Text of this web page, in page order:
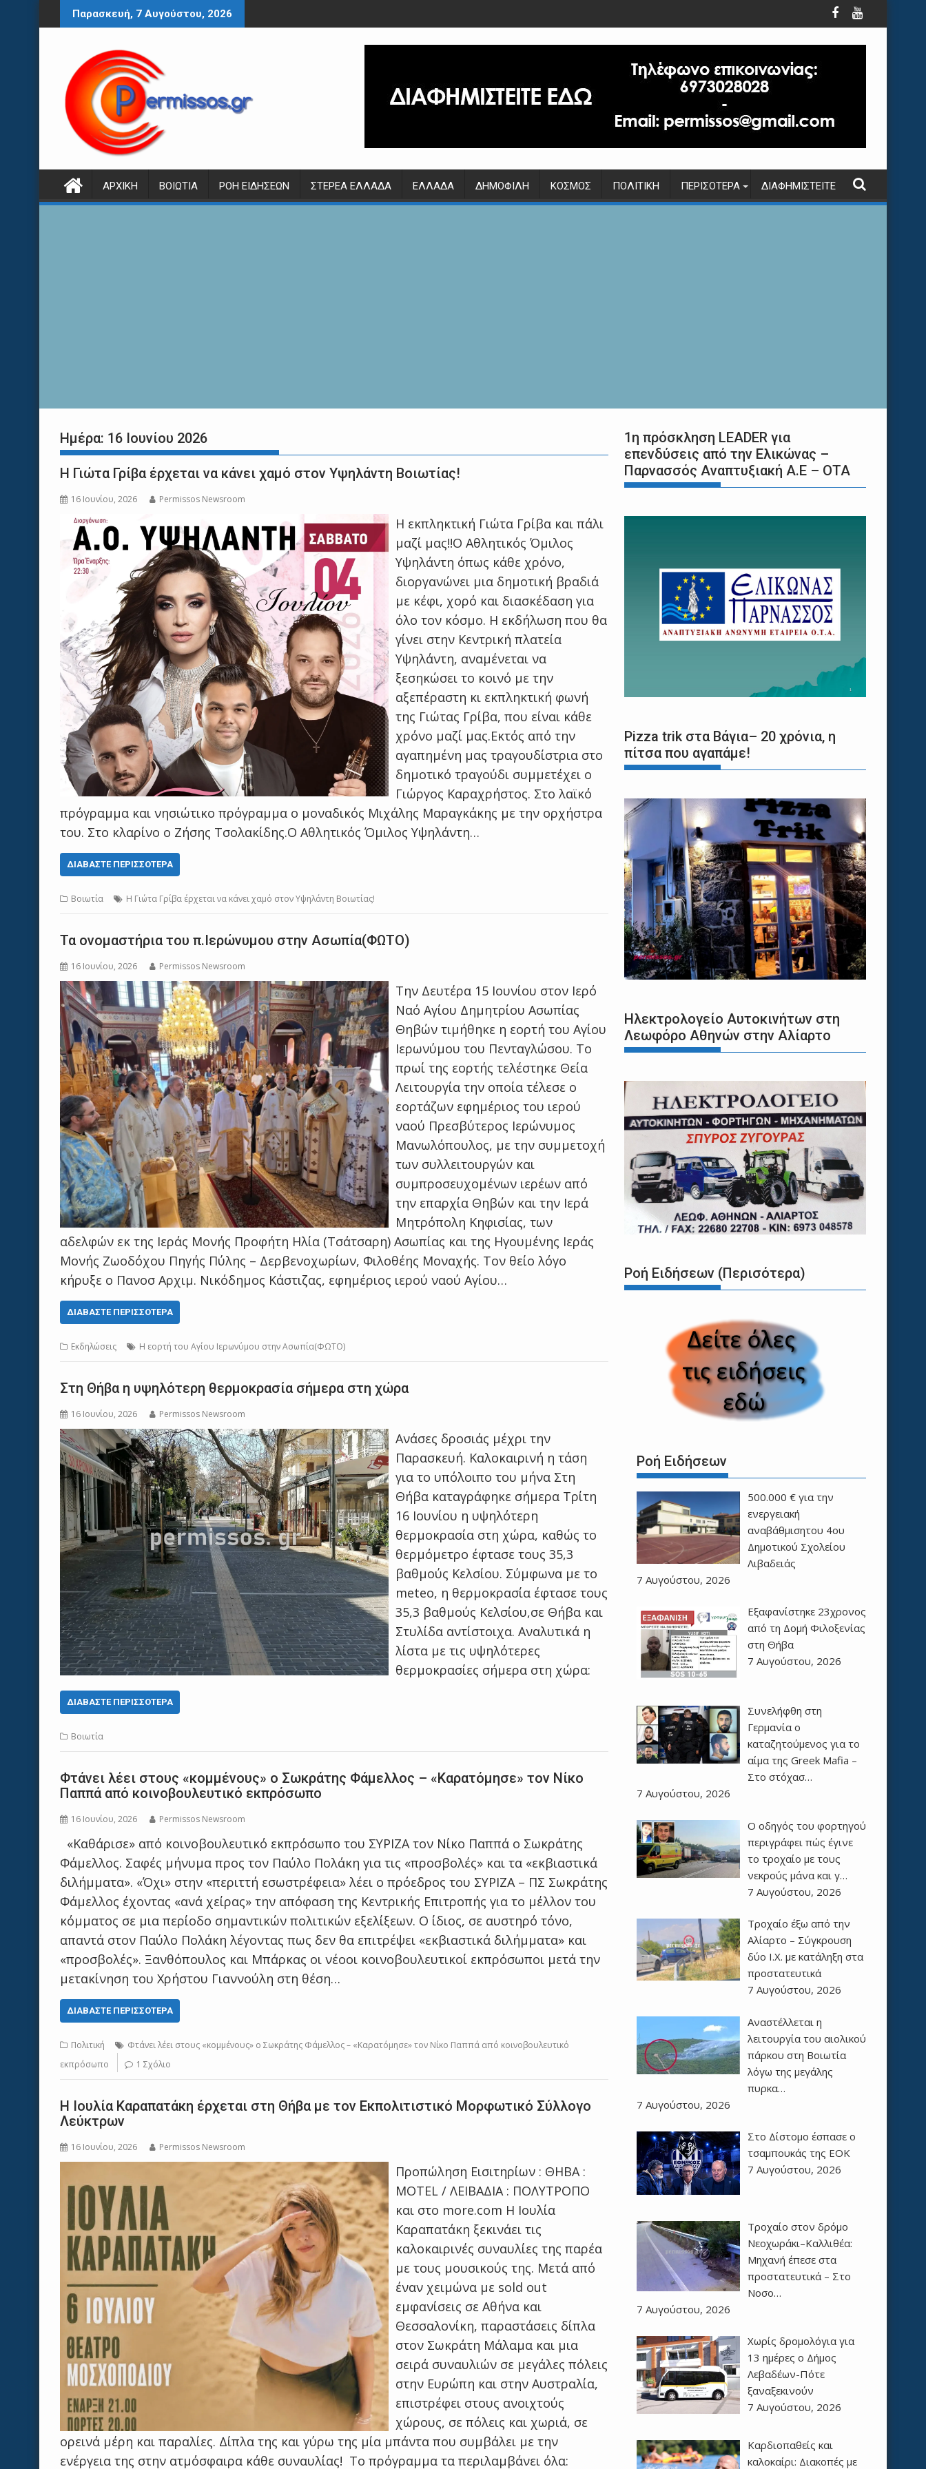
Περάστε
στο
Παρασκευή, 7 Αυγούστου, 2026
ΑΡΧΙΚΉ ΒΟΙΩΤΊΑ ΡΟΉ ΕΙΔΉΣΕΩΝ ΣΤΕΡΕΆ ΕΛΛΆΔΑ ΕΛΛΆΔΑ ΔΗΜΟΦΙΛΉ ΚΌΣΜΟΣ ΠΟΛΙΤΙΚΉ ΠΕΡΙΣΌΤΕΡΑ ΔΙΑΦΗΜΙΣΤΕΊΤΕ
Ημέρα: 16 Ιουνίου 2026
Η Γιώτα Γρίβα έρχεται να κάνει χαμό στον Υψηλάντη Βοιωτίας!
16 Ιουνίου, 2026 Permissos Newsroom
Η εκπληκτική Γιώτα Γρίβα και πάλι
μαζί μας!!Ο Αθλητικός Όμιλος
Υψηλάντη όπως κάθε χρόνο,
διοργανώνει μια δημοτική βραδιά
με κέφι, χορό και διασκέδαση για
όλο τον κόσμο. Η εκδήλωση που θα
γίνει στην Κεντρική πλατεία
Υψηλάντη, αναμένεται να
ξεσηκώσει το κοινό με την
αξεπέραστη κι εκπληκτική φωνή
της Γιώτας Γρίβα, που είναι κάθε
χρόνο μαζί μας.Εκτός από την
αγαπημένη μας τραγουδίστρια στο
δημοτικό τραγούδι συμμετέχει ο
Γιώργος Καραχρήστος. Στο λαϊκό
πρόγραμμα και νησιώτικο πρόγραμμα ο μοναδικός Μιχάλης Μαραγκάκης με την ορχήστρα
του. Στο κλαρίνο ο Ζήσης Τσολακίδης.Ο Αθλητικός Όμιλος Υψηλάντη…
ΔΙΑΒΆΣΤΕ ΠΕΡΙΣΣΌΤΕΡΑ
Βοιωτία Η Γιώτα Γρίβα έρχεται να κάνει χαμό στον Υψηλάντη Βοιωτίας!
Τα ονομαστήρια του π.Ιερώνυμου στην Ασωπία(ΦΩΤΟ)
16 Ιουνίου, 2026 Permissos Newsroom
Την Δευτέρα 15 Ιουνίου στον Ιερό
Ναό Αγίου Δημητρίου Ασωπίας
Θηβών τιμήθηκε η εορτή του Αγίου
Ιερωνύμου του Πενταγλώσου. Το
πρωί της εορτής τελέστηκε Θεία
Λειτουργία την οποία τέλεσε ο
εορτάζων εφημέριος του ιερού
ναού Πρεσβύτερος Ιερώνυμος
Μανωλόπουλος, με την συμμετοχή
των συλλειτουργών και
συμπροσευχομένων ιερέων από
την επαρχία Θηβών και την Ιερά
Μητρόπολη Κηφισίας, των
αδελφών εκ της Ιεράς Μονής Προφήτη Ηλία (Τσάτσαρη) Ασωπίας και της Ηγουμένης Ιεράς
Μονής Ζωοδόχου Πηγής Πύλης – Δερβενοχωρίων, Φιλοθέης Μοναχής. Τον θείο λόγο
κήρυξε ο Πανοσ Αρχιμ. Νικόδημος Κάστιζας, εφημέριος ιερού ναού Αγίου…
ΔΙΑΒΆΣΤΕ ΠΕΡΙΣΣΌΤΕΡΑ
Εκδηλώσεις Η εορτή του Αγίου Ιερωνύμου στην Ασωπία(ΦΩΤΟ)
Στη Θήβα η υψηλότερη θερμοκρασία σήμερα στη χώρα
16 Ιουνίου, 2026 Permissos Newsroom
Ανάσες δροσιάς μέχρι την
Παρασκευή. Καλοκαιρινή η τάση
για το υπόλοιπο του μήνα Στη
Θήβα καταγράφηκε σήμερα Tρίτη
16 Ιουνίου η υψηλότερη
θερμοκρασία στη χώρα, καθώς το
θερμόμετρο έφτασε τους 35,3
βαθμούς Κελσίου. Σύμφωνα με το
meteo, η θερμοκρασία έφτασε τους
35,3 βαθμούς Κελσίου,σε Θήβα και
Στυλίδα αντίστοιχα. Αναλυτικά η
λίστα με τις υψηλότερες
θερμοκρασίες σήμερα στη χώρα:
ΔΙΑΒΆΣΤΕ ΠΕΡΙΣΣΌΤΕΡΑ
Βοιωτία
Φτάνει λέει στους «κομμένους» ο Σωκράτης Φάμελλος – «Καρατόμησε» τον Νίκο
Παππά από κοινοβουλευτικό εκπρόσωπο
16 Ιουνίου, 2026 Permissos Newsroom
«Καθάρισε» από κοινοβουλευτικό εκπρόσωπο του ΣΥΡΙΖΑ τον Νίκο Παππά ο Σωκράτης
Φάμελλος. Σαφές μήνυμα προς τον Παύλο Πολάκη για τις «προσβολές» και τα «εκβιαστικά
διλήμματα». «Όχι» στην «περιττή εσωστρέφεια» λέει ο πρόεδρος του ΣΥΡΙΖΑ – ΠΣ Σωκράτης
Φάμελλος έχοντας «ανά χείρας» την απόφαση της Κεντρικής Επιτροπής για το μέλλον του
κόμματος σε μια περίοδο σημαντικών πολιτικών εξελίξεων. Ο ίδιος, σε αυστηρό τόνο,
απαντά στον Παύλο Πολάκη λέγοντας πως δεν θα επιτρέψει «εκβιαστικά διλήμματα» και
«προσβολές». Ξανθόπουλος και Μπάρκας οι νέοοι κοινοβουλευτικοί εκπρόσωποι μετά την
μετακίνηση του Χρήστου Γιαννούλη στη θέση…
ΔΙΑΒΆΣΤΕ ΠΕΡΙΣΣΌΤΕΡΑ
Πολιτική
Φτάνει λέει στους «κομμένους» ο Σωκράτης Φάμελλος – «Καρατόμησε» τον Νίκο Παππά από κοινοβουλευτικό
εκπρόσωπο
1 Σχόλιο
Η Ιουλία Καραπατάκη έρχεται στη Θήβα με τον Εκπολιτιστικό Μορφωτικό Σύλλογο
Λεύκτρων
16 Ιουνίου, 2026 Permissos Newsroom
Προπώληση Εισιτηρίων : ΘΗΒΑ :
MOTEL / ΛΕΙΒΑΔΙΑ : ΠΟΛΥΤΡΟΠΟ
και στο more.com Η Ιουλία
Καραπατάκη ξεκινάει τις
καλοκαιρινές συναυλίες της παρέα
με τους μουσικούς της. Μετά από
έναν χειμώνα με sold out
εμφανίσεις σε Αθήνα και
Θεσσαλονίκη, παραστάσεις δίπλα
στον Σωκράτη Μάλαμα και μια
σειρά συναυλιών σε μεγάλες πόλεις
στην Ευρώπη και στην Αυστραλία,
επιστρέφει στους ανοιχτούς
χώρους, σε πόλεις και χωριά, σε
ορεινά μέρη και παραλίες. Δίπλα της και γύρω της μία μπάντα που συμβάλει με την
ενέργεια της στην ατμόσφαιρα κάθε συναυλίας! Το πρόγραμμα τα περιλαμβάνει όλα:
1η πρόσκληση LEADER για
επενδύσεις από την Ελικώνας –
Παρνασσός Αναπτυξιακή Α.Ε – ΟΤΑ
Pizza trik στα Βάγια– 20 χρόνια, η
πίτσα που αγαπάμε!
Ηλεκτρολογείο Αυτοκινήτων στη
Λεωφόρο Αθηνών στην Αλίαρτο
Ροή Ειδήσεων (Περισότερα)
Ροή Ειδήσεων
500.000 € για την
ενεργειακή
αναβάθμισητου 4ου
Δημοτικού Σχολείου
Λιβαδειάς
7 Αυγούστου, 2026
Εξαφανίστηκε 23χρονος
από τη Δομή Φιλοξενίας
στη Θήβα
7 Αυγούστου, 2026
Συνελήφθη στη
Γερμανία ο
καταζητούμενος για το
αίμα της Greek Mafia –
Στο στόχασ…
7 Αυγούστου, 2026
Ο οδηγός του φορτηγού
περιγράφει πώς έγινε
το τροχαίο με τους
νεκρούς μάνα και γ…
7 Αυγούστου, 2026
Τροχαίο έξω από την
Αλίαρτο – Σύγκρουση
δύο Ι.Χ. με κατάληξη στα
προστατευτικά
7 Αυγούστου, 2026
Αναστέλλεται η
λειτουργία του αιολικού
πάρκου στη Βοιωτία
λόγω της μεγάλης
πυρκα…
7 Αυγούστου, 2026
Στο Δίστομο έσπασε ο
τσαμπουκάς της ΕΟΚ
7 Αυγούστου, 2026
Τροχαίο στον δρόμο
Νεοχωράκι–Καλλιθέα:
Μηχανή έπεσε στα
προστατευτικά – Στο
Νοσο…
7 Αυγούστου, 2026
Χωρίς δρομολόγια για
13 ημέρες ο Δήμος
Λεβαδέων-Πότε
ξαναξεκινούν
7 Αυγούστου, 2026
Καρδιοπαθείς και
καλοκαίρι: Διακοπές με